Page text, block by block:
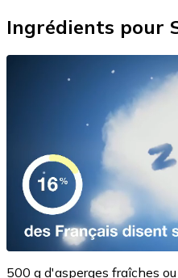
Ingrédients pour
500 g d'asperges fraîches